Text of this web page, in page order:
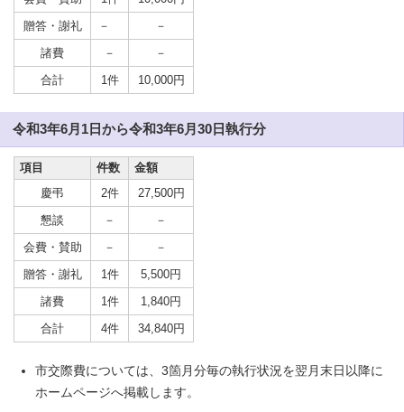
贈答・謝礼
－
－
諸費
－
－
合計
1件 10,000円
令和3年6月1日から令和3年6月30日執行分
項目 件数
金額
慶弔
2件
27,500円
懇談
－
－
会費・賛助
－
－
贈答・謝礼
1件
5,500円
諸費
1件
1,840円
合計
4件 34,840円
市交際費については、3箇月分毎の執行状況を翌月末日以降に
ホームページへ掲載します。